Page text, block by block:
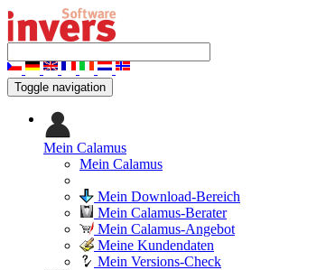
Toggle navigation
Mein Calamus
Mein Calamus
Mein Download-Bereich
Mein Calamus-Berater
Mein Calamus-Angebot
Meine Kundendaten
Mein Versions-Check